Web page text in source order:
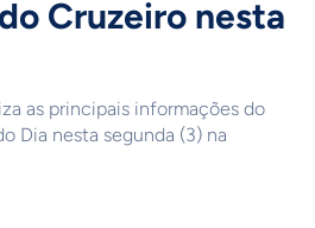
Cruzeiro nesta
as principais informações do
Dia nesta segunda (3) na